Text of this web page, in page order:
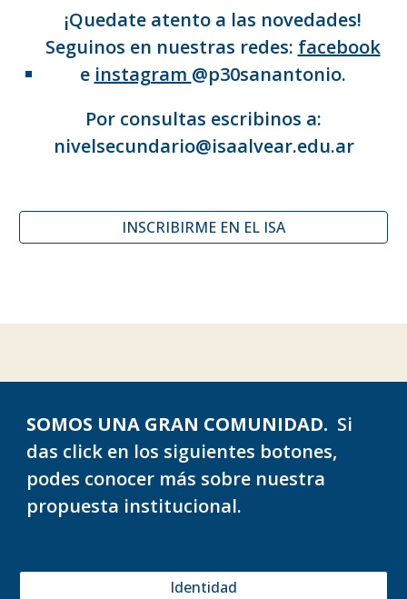
¡Quedate atento a las novedades!
Seguinos en nuestras redes: facebook
e instagram @p30sanantonio.
Por consultas escribinos a:
nivelsecundario@isaalvear.edu.ar
INSCRIBIRME EN EL ISA
SOMOS UNA GRAN COMUNIDAD. Si
das click en los siguientes botones,
podes conocer más sobre nuestra
propuesta institucional.
Identidad